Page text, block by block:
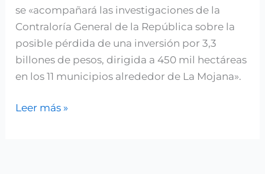
se «acompañará las investigaciones de la
Contraloría General de la República sobre la
posible pérdida de una inversión por 3,3
billones de pesos, dirigida a 450 mil hectáreas
en los 11 municipios alrededor de La Mojana».
Leer más »